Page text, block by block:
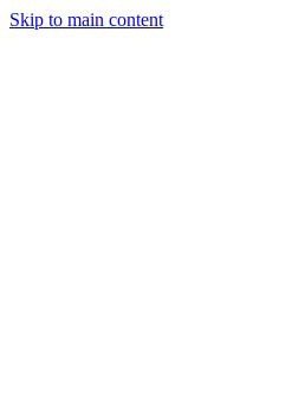
Skip to main content